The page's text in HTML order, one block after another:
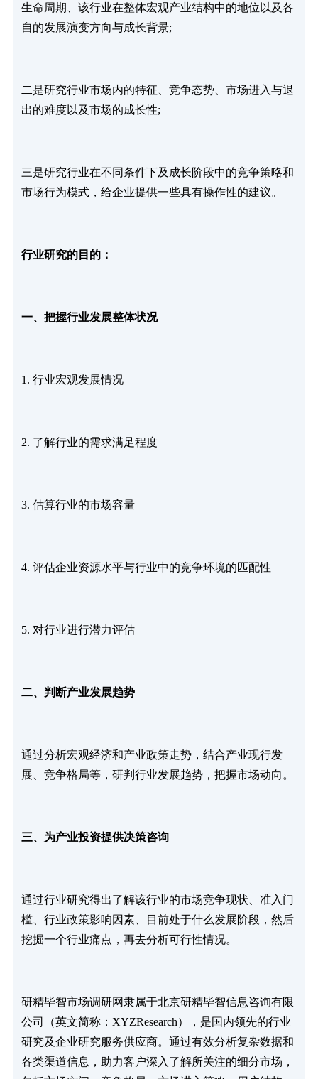
生命周期、该行业在整体宏观产业结构中的地位以及各
自的发展演变方向与成长背景;
二是研究行业市场内的特征、竞争态势、市场进入与退
出的难度以及市场的成长性;
三是研究行业在不同条件下及成长阶段中的竞争策略和
市场行为模式，给企业提供一些具有操作性的建议。
行业研究的目的：
一、把握行业发展整体状况
1. 行业宏观发展情况
2. 了解行业的需求满足程度
3. 估算行业的市场容量
4. 评估企业资源水平与行业中的竞争环境的匹配性
5. 对行业进行潜力评估
二、判断产业发展趋势
通过分析宏观经济和产业政策走势，结合产业现行发
展、竞争格局等，研判行业发展趋势，把握市场动向。
三、为产业投资提供决策咨询
通过行业研究得出了解该行业的市场竞争现状、准入门
槛、行业政策影响因素、目前处于什么发展阶段，然后
挖掘一个行业痛点，再去分析可行性情况。
研精毕智市场调研网隶属于北京研精毕智信息咨询有限
公司（英文简称：XYZResearch），是国内领先的行业
研究及企业研究服务供应商。通过有效分析复杂数据和
各类渠道信息，助力客户深入了解所关注的细分市场，